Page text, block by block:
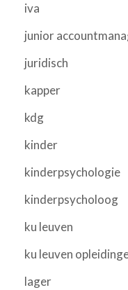
iva
junior
juridisch
kapper
kdg
kinder
kinderpsychologie
kinderpsycholoog
ku leuven
ku leuven
lager